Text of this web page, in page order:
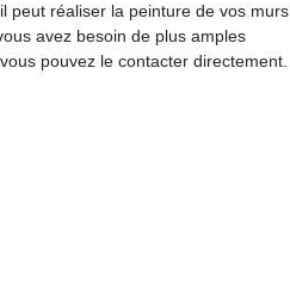
peut réaliser la peinture de vos murs
avez besoin de plus amples
pouvez le contacter directement.